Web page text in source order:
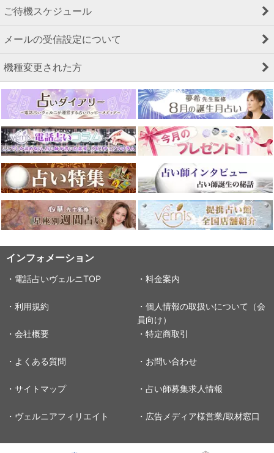
ご待機スケジュール
メールの受信設定について
機種変更された方
インフォメーション
・電話占いヴェルニTOP ・料金案内
・利用規約
・個人情報の取扱いについて（会
員向け）
・会社概要
・特定商取引
・よくある質問 ・お問い合わせ
・サイトマップ ・占い師募集求人情報
・ヴェルニアフィリエイト ・広告メディア様営業/取材窓口